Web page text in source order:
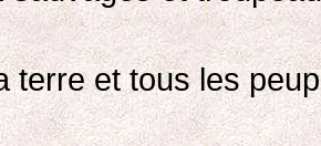
terre et tous les